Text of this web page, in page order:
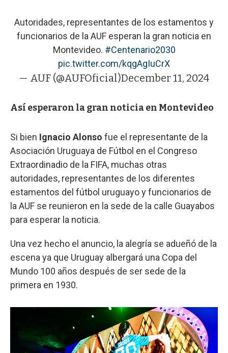
Autoridades, representantes de los estamentos y
funcionarios de la AUF esperan la gran noticia en
Montevideo. #Centenario2030
pic.twitter.com/kqgAgIuCrX
— AUF (@AUFOficial)December 11, 2024
Así esperaron la gran noticia en Montevideo
Si bien Ignacio Alonso fue el representante de la
Asociación Uruguaya de Fútbol en el Congreso
Extraordinadio de la FIFA, muchas otras
autoridades, representantes de los diferentes
estamentos del fútbol uruguayo y funcionarios de
la AUF se reunieron en la sede de la calle Guayabos
para esperar la noticia.
Una vez hecho el anuncio, la alegría se adueñó de la
escena ya que Uruguay albergará una Copa del
Mundo 100 años después de ser sede de la
primera en 1930.